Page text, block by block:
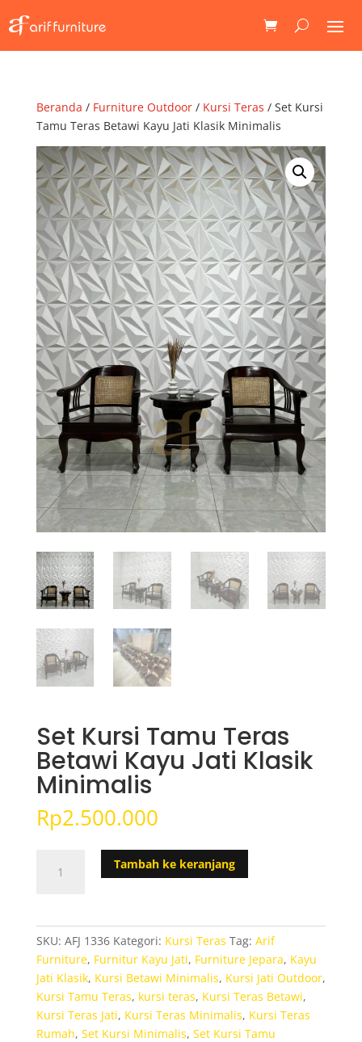
Beranda / Furniture Outdoor/ Kursi Teras / Set Kursi
Tamu Teras Betawi Kayu Jati Klasik Minimalis
Set Kursi Tamu Teras
Betawi Kayu Jati Klasik
Minimalis
Rp2.500.000
Jati
Tambah ke keranjang
SKU: AFJ 1336 Kategori: Kursi Teras Tag: Arif
Furniture, Furnitur Kayu Jati, Furniture Jepara, Kayu
Jati Klasik, Kursi Betawi Minimalis, Kursi Jati Outdoor,
Kursi Tamu Teras, kursi teras, Kursi Teras Betawi,
Kursi Teras Jati, Kursi Teras Minimalis, Kursi Teras
Rumah, Set Kursi Minimalis, Set Kursi Tamu